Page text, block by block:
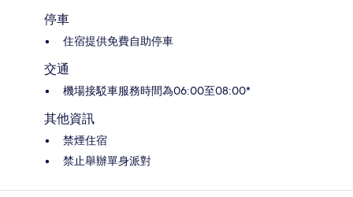
停車
住宿提供免費自助停車
交通
機場接駁車服務時間為06:00至08:00*
其他資訊
禁煙住宿
禁止舉辦單身派對